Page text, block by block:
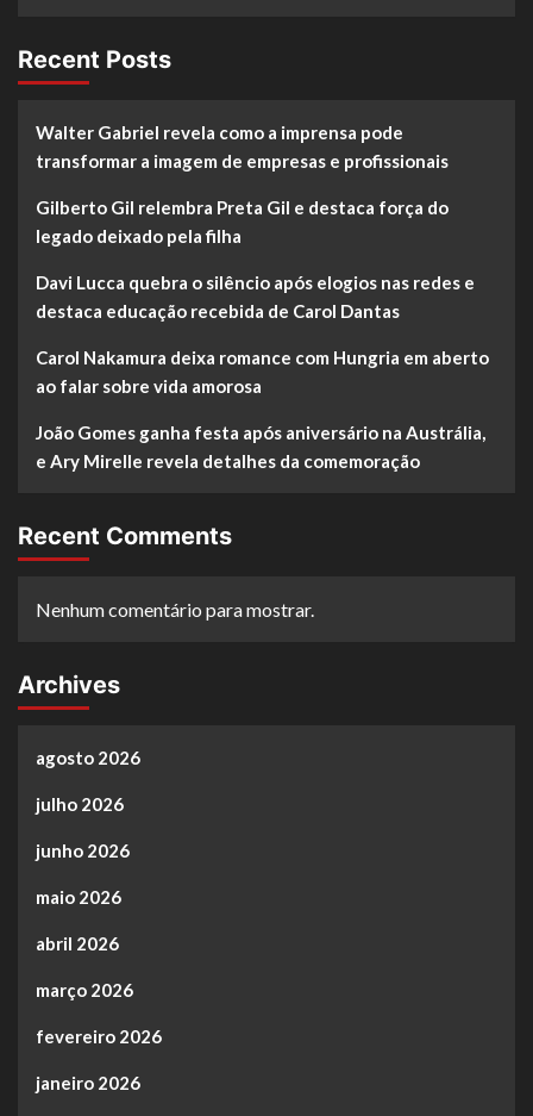
Recent Posts
Walter Gabriel revela como a imprensa pode
transformar a imagem de empresas e profissionais
Gilberto Gil relembra Preta Gil e destaca força do
legado deixado pela filha
Davi Lucca quebra o silêncio após elogios nas redes e
destaca educação recebida de Carol Dantas
Carol Nakamura deixa romance com Hungria em aberto
ao falar sobre vida amorosa
João Gomes ganha festa após aniversário na Austrália,
e Ary Mirelle revela detalhes da comemoração
Recent Comments
Nenhum comentário para mostrar.
Archives
agosto 2026
julho 2026
junho 2026
maio 2026
abril 2026
março 2026
fevereiro 2026
janeiro 2026